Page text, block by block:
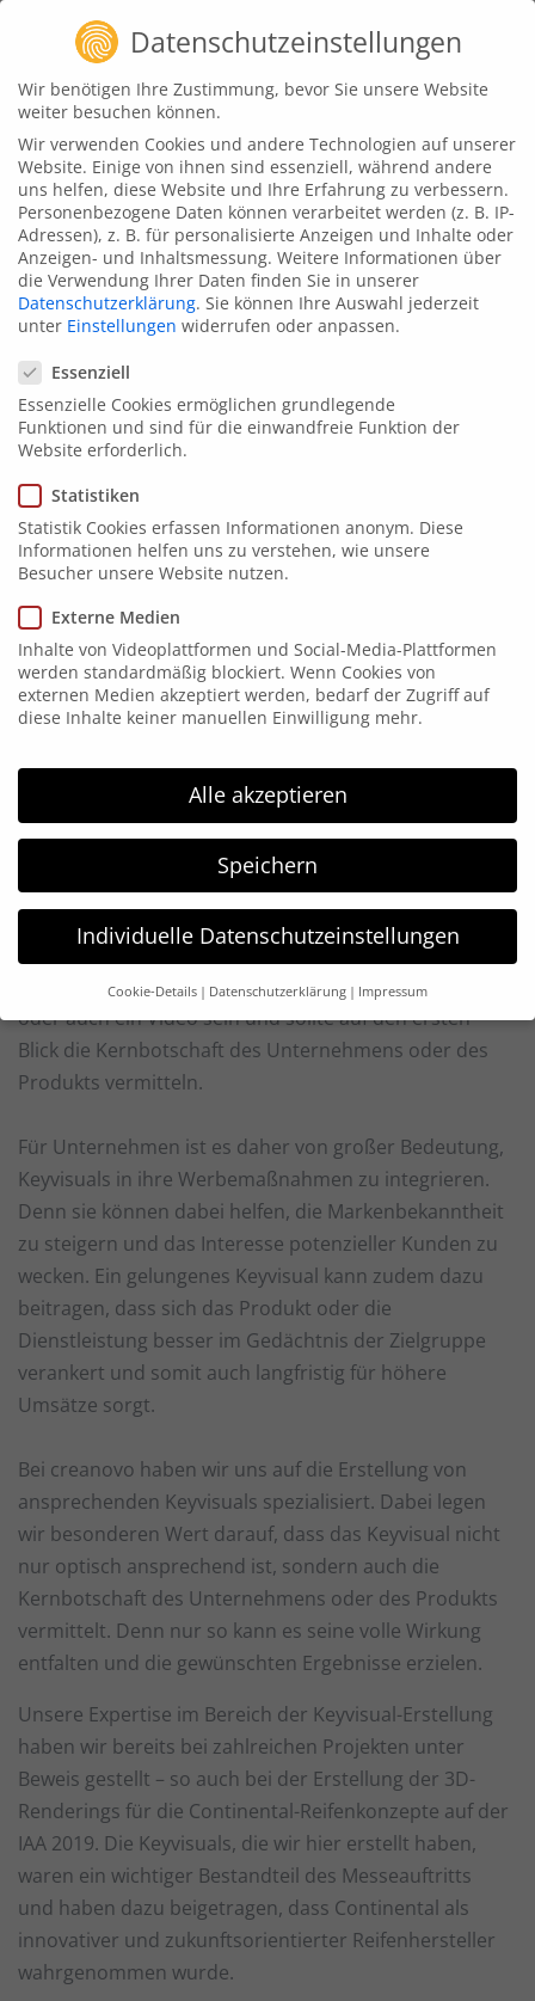
springen
Continental - Keyvisuals zu
Conti C.A.R.E.
Wie lassen sich komplexe Zukunftsvisionen auf einen
Blick erklären? creanovo macht es vor!
Zur Internationalen Automobil-Ausstellung 2019 (IAA)
Continental-Reifenkonzepte.
Die Keyvisuals präsentieren die technischen
Neuerungen in den Reifen von morgen, von
Abgerundet wird der Messeauftritt durch eine
animierte Präsentation.
Keyvisuals sind ein wichtiger Bestandteil jeder
Marketingstrategie. Sie dienen dazu, ein Produkt oder
eine Dienstleistung visuell ansprechend darzustellen
und somit die Aufmerksamkeit potenzieller Kunden zu
gewinnen. Ein Keyvisual kann dabei ein Bild, eine Grafik
oder auch ein Video sein und sollte auf den ersten
Blick die Kernbotschaft des Unternehmens oder des
Produkts vermitteln.
Für Unternehmen ist es daher von großer Bedeutung,
Keyvisuals in ihre Werbemaßnahmen zu integrieren.
Denn sie können dabei helfen, die Markenbekanntheit
zu steigern und das Interesse potenzieller Kunden zu
wecken. Ein gelungenes Keyvisual kann zudem dazu
beitragen, dass sich das Produkt oder die
Dienstleistung besser im Gedächtnis der Zielgruppe
verankert und somit auch langfristig für höhere
Umsätze sorgt.
Bei creanovo haben wir uns auf die Erstellung von
ansprechenden Keyvisuals spezialisiert. Dabei legen
wir besonderen Wert darauf, dass das Keyvisual nicht
nur optisch ansprechend ist, sondern auch die
Kernbotschaft des Unternehmens oder des Produkts
vermittelt. Denn nur so kann es seine volle Wirkung
entfalten und die gewünschten Ergebnisse erzielen.
Unsere Expertise im Bereich der Keyvisual-Erstellung
haben wir bereits bei zahlreichen Projekten unter
Beweis gestellt – so auch bei der Erstellung der 3D-
Renderings für die Continental-Reifenkonzepte auf der
IAA 2019. Die Keyvisuals, die wir hier erstellt haben,
waren ein wichtiger Bestandteil des Messeauftritts
und haben dazu beigetragen, dass Continental als
innovativer und zukunftsorientierter Reifenhersteller
wahrgenommen wurde.
Datenschutzeinstellungen
Wir benötigen Ihre Zustimmung, bevor Sie unsere Website
weiter besuchen können.
Wir verwenden Cookies und andere Technologien auf unserer
Website. Einige von ihnen sind essenziell, während andere
uns helfen, diese Website und Ihre Erfahrung zu verbessern.
Personenbezogene Daten können verarbeitet werden (z. B. IP-
Adressen), z. B. für personalisierte Anzeigen und Inhalte oder
Anzeigen- und Inhaltsmessung. Weitere Informationen über
die Verwendung Ihrer Daten finden Sie in unserer
Datenschutzerklärung. Sie können Ihre Auswahl jederzeit
unter Einstellungen widerrufen oder anpassen.
Essenziell
Essenzielle Cookies ermöglichen grundlegende
Funktionen und sind für die einwandfreie Funktion der
Website erforderlich.
Statistiken
Statistik Cookies erfassen Informationen anonym. Diese
Informationen helfen uns zu verstehen, wie unsere
Besucher unsere Website nutzen.
Externe Medien
Inhalte von Videoplattformen und Social-Media-Plattformen
werden standardmäßig blockiert. Wenn Cookies von
externen Medien akzeptiert werden, bedarf der Zugriff auf
diese Inhalte keiner manuellen Einwilligung mehr.
Alle akzeptieren
Speichern
Individuelle Datenschutzeinstellungen
Cookie-Details Datenschutzerklärung Impressum
Datenschutzeinstellungen
Wir verwenden Cookies und andere Technologien auf unserer
Personenbezogene Daten können verarbeitet werden (z. B. IP-
Adressen), z. B. für personalisierte Anzeigen und Inhalte oder
Anzeigen- und Inhaltsmessung. Weitere Informationen über
die Verwendung Ihrer Daten finden Sie in unserer
Datenschutzerklärung
Hier finden Sie eine Übersicht über alle verwendeten Cookies.
Sie können Ihre Einwilligung zu ganzen Kategorien geben
oder sich weitere Informationen anzeigen lassen und so nur
bestimmte Cookies auswählen.
Alle akzeptieren Speichern
Datenschutzeinstellungen
Essenziell (1)
Essenzielle Cookies ermöglichen grundlegende Funktionen und sind für
die einwandfreie Funktion der Website erforderlich.
Cookie-Informationen anzeigen
Statistiken (1)
Statistik Cookies erfassen Informationen anonym. Diese Informationen
helfen uns zu verstehen, wie unsere Besucher unsere Website nutzen.
Cookie-Informationen anzeigen
Externe Medien (1)
Inhalte von Videoplattformen und Social-Media-Plattformen werden
standardmäßig blockiert. Wenn Cookies von externen Medien akzeptiert
werden, bedarf der Zugriff auf diese Inhalte keiner manuellen
Einwilligung mehr.
Cookie-Informationen anzeigen
Datenschutzerklärung Impressum